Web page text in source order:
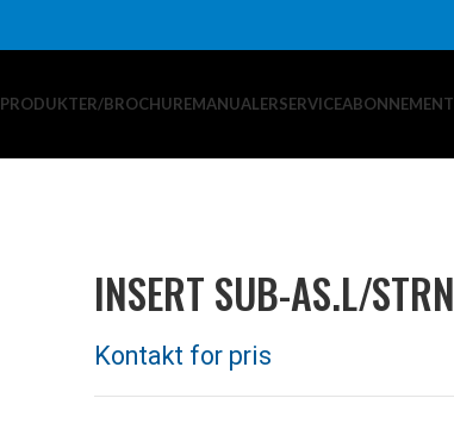
PRODUKTER/BROCHUREMANUALERSERVICEABONNEMENT
INSERT SUB-AS.L/STRN